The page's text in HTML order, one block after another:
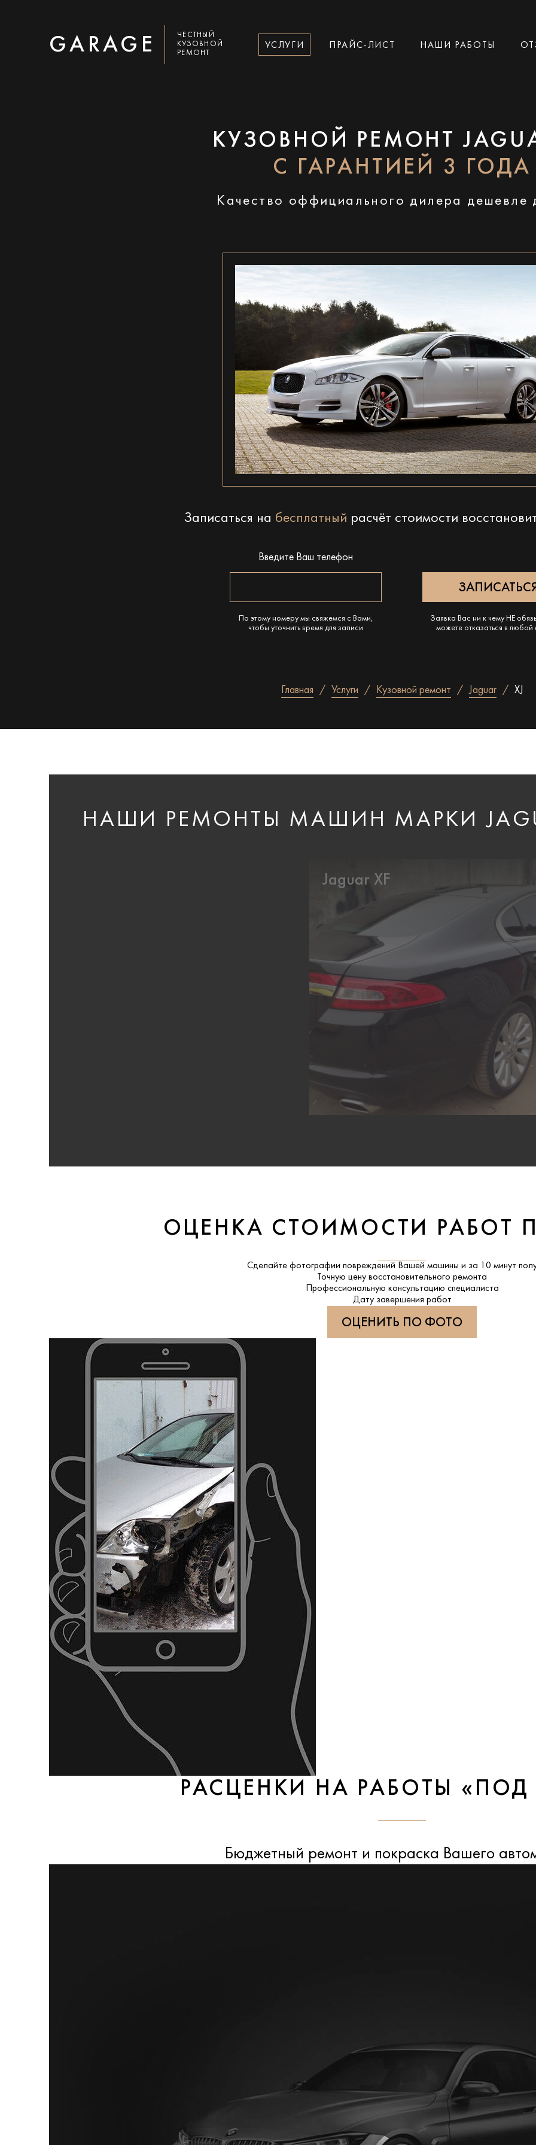
GARAGE
ЧЕСТНЫЙ
КУЗОВНОЙ
РЕМОНТ
УСЛУГИ ПРАЙС-ЛИСТ НАШИ РАБОТЫ
КУЗОВНОЙ РЕМОНТ
С ГАРАНТИЕЙ 3 ГОДА
Качество оффициального дилера дешевле
Записаться на бесплатный расчёт стоимости
Введите Ваш телефон
По этому номеру мы свяжемся с Вами,
чтобы уточнить время для записи
Заявка Вас ни к чему НЕ
можете отказаться в любой
Главная Услуги Кузовной ремонт Jaguar XJ
НАШИ РЕМОНТЫ МАШИН МАРКИ
Jaguar XF
ОЦЕНКА СТОИМОСТИ РАБОТ
Сделайте фотографии повреждений Вашей машины и за 10 минут
Точную цену восстановительного ремонта
Профессиональную консультацию специалиста
Дату завершения работ
ОЦЕНИТЬ ПО ФОТО
РАСЦЕНКИ НА РАБОТЫ
Бюджетный ремонт и покраска Вашего